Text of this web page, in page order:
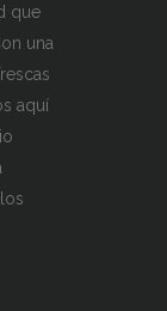
que
una
aquí